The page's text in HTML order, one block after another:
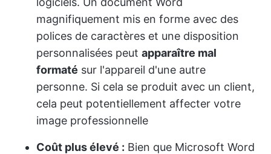
magnifiquement mis en forme avec des
polices de caractères et une disposition
personnalisées peut apparaître mal
formaté sur l'appareil d'une autre
personne. Si cela se produit avec un client,
cela peut potentiellement affecter votre
image professionnelle
Coût plus élevé : Bien que Microsoft Word